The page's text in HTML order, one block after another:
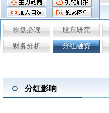
操盘必读 股东研究
财务分析 分红融资
分红影响